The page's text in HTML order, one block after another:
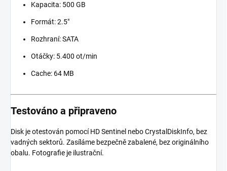
Kapacita: 500 GB
Formát: 2.5"
Rozhraní: SATA
Otáčky: 5.400 ot/min
Cache: 64 MB
Testováno a připraveno
Disk je otestován pomocí HD Sentinel nebo CrystalDiskInfo, bez
vadných sektorů. Zasíláme bezpečně zabalené, bez originálního
obalu. Fotografie je ilustrační.